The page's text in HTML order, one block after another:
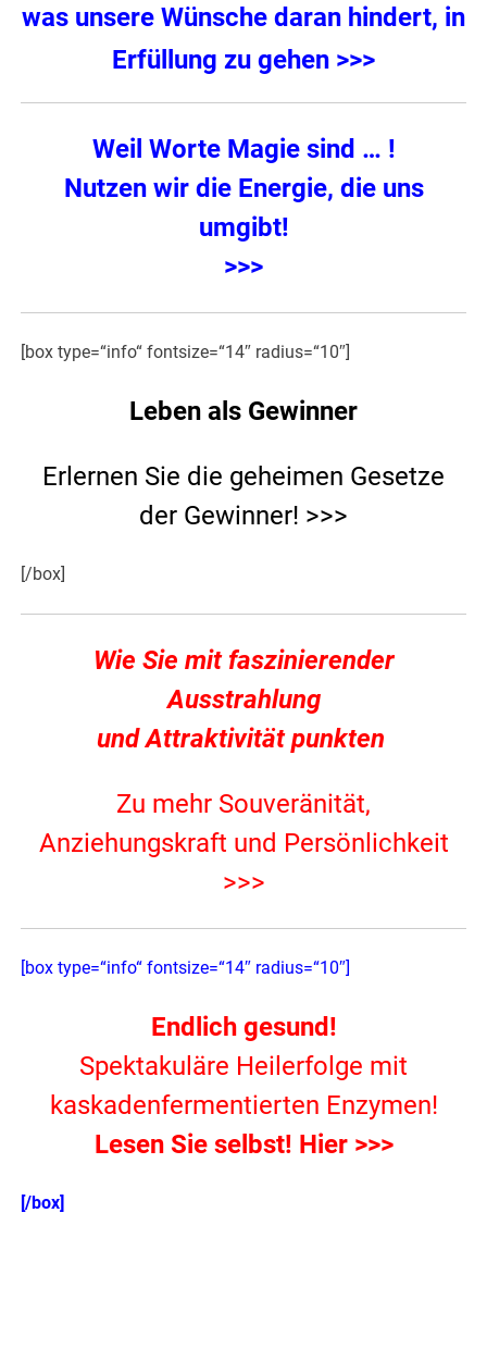
was unsere Wünsche daran hindert, in
Erfüllung zu gehen >>>
Weil Worte Magie sind … !
Nutzen wir die Energie, die uns
umgibt!
>>>
[box type=“info“ fontsize=“14″ radius=“10″]
Leben als Gewinner
Erlernen Sie die geheimen Gesetze
der Gewinner! >>>
[/box]
Wie Sie mit faszinierender
Ausstrahlung
und Attraktivität punkten
Zu mehr Souveränität,
Anziehungskraft und Persönlichkeit
>>>
[box type=“info“ fontsize=“14″ radius=“10″]
Endlich gesund!
Spektakuläre Heilerfolge mit
kaskadenfermentierten Enzymen!
Lesen Sie selbst! Hier >>>
[/box]